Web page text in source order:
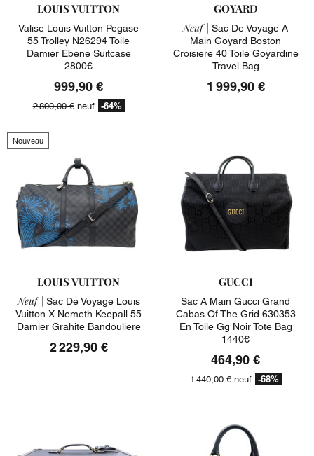
LOUIS VUITTON
Valise Louis Vuitton Pegase
55 Trolley N26294 Toile
Damier Ebene Suitcase
2800€
999,90 €
2 800,00 €neuf -64%
GOYARD
Neuf | Sac De Voyage A
Main Goyard Boston
Croisiere 40 Toile Goyardine
Travel Bag
1 999,90 €
Nouveau
LOUIS VUITTON
Neuf | Sac De Voyage Louis
Vuitton X Nemeth Keepall 55
Damier Grahite Bandouliere
2 229,90 €
GUCCI
Sac A Main Gucci Grand
Cabas Of The Grid 630353
En Toile Gg Noir Tote Bag
1440€
464,90 €
1 440,00 €neuf -68%